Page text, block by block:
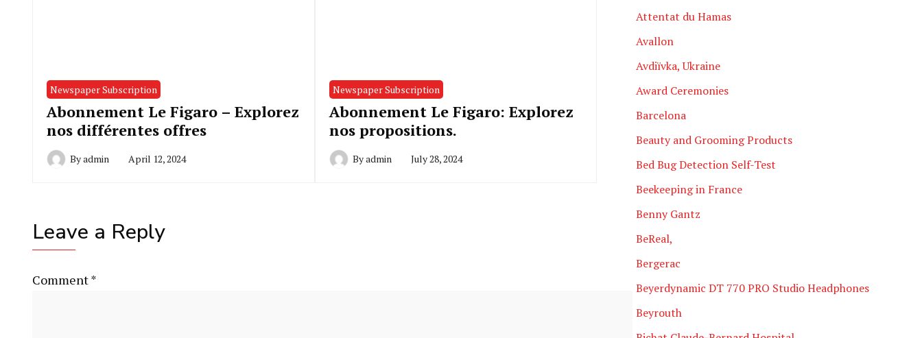
Newspaper Subscription
Abonnement Le Figaro – Explorez
nos différentes offres
Byadmin April 12, 2024
Newspaper Subscription
Abonnement Le Figaro: Explorez
nos propositions.
Byadmin July 28, 2024
Leave a Reply
Comment*
Attentat du Hamas
Avallon
Avdiïvka, Ukraine
Award Ceremonies
Barcelona
Beauty and Grooming Products
Bed Bug Detection Self-Test
Beekeeping in France
Benny Gantz
BeReal,
Bergerac
Beyerdynamic DT 770 PRO Studio Headphones
Beyrouth